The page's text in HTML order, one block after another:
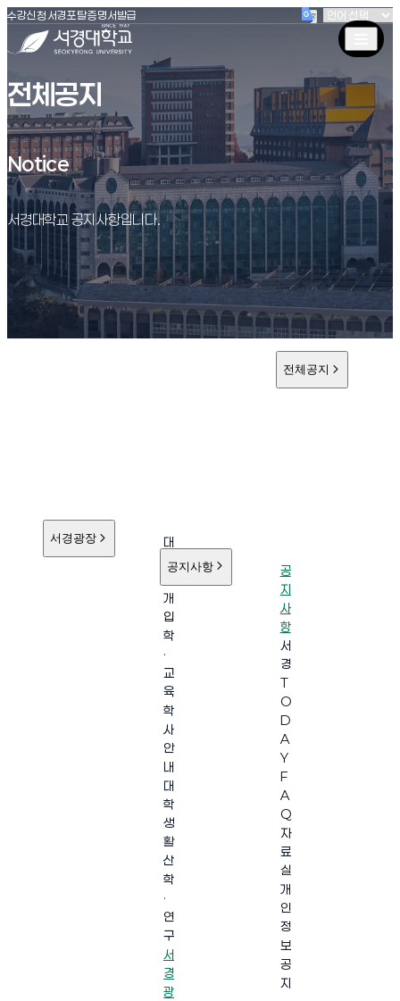
서경대학교
수강신청 (새창 열림)
서경포탈(새창 열림)
증명서발급(새창 열림)
전체공지
Notice
Notice
서경대학교 공지사항입니다.
서경광장
대
학
개
입
학
·
교
육
학
사
안
내
대
학
생
활
산
학
·
연
구
서
경
광
공지사항
공
지
사
항
서
경
T
O
D
A
Y
F
A
Q
자
료
실
개
인
정
보
공
지
전체공지